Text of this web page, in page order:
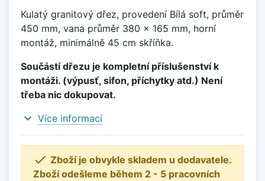
Kulatý granitový dřez, provedení Bílá soft, průměr
450 mm, vana průměr 380 x 165 mm, horní
montáž, minimálně 45 cm skříňka.
Součástí dřezu je kompletní příslušenství k
montáži. (výpusť, sifon, příchytky atd.) Není
třeba nic dokupovat.
expand_more Více informací
 Zboží je obvykle skladem u dodavatele.
Zboží odešleme během 2 - 5 pracovních